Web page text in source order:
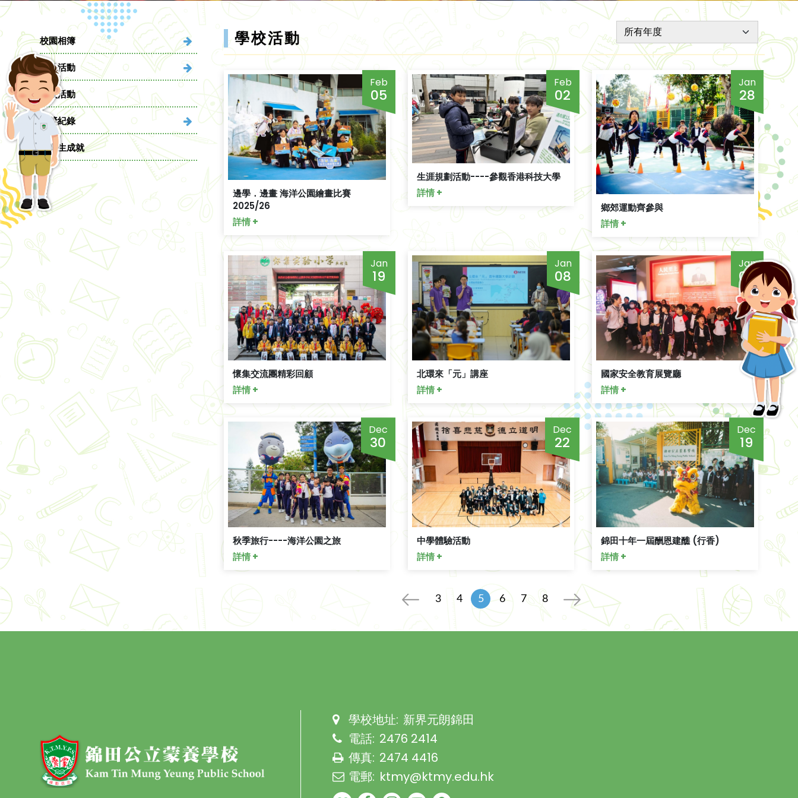
校園相簿
課外活動
學校活動
得獎紀錄
畢業生成就
學校活動
Feb
05
邊學．邊畫 海洋公園繪畫比賽
2025/26
詳情 +
Feb
02
生涯規劃活動----參觀香港科技大學
詳情 +
Jan
28
鄉郊運動齊參與
詳情 +
Jan
19
懷集交流團精彩回顧
詳情 +
Jan
08
北環來「元」講座
詳情 +
Jan
05
國家安全教育展覽廳
詳情 +
Dec
30
秋季旅行----海洋公園之旅
詳情 +
Dec
22
中學體驗活動
詳情 +
Dec
19
錦田十年一屆酬恩建醮 (行香)
詳情 +
3 4 5 6 7 8
學校地址: 新界元朗錦田
電話: 2476 2414
傳真: 2474 4416
電郵: ktmy@ktmy.edu.hk